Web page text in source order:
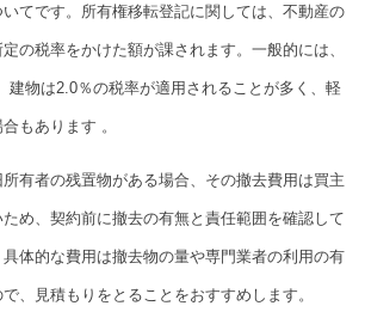
てです。所有権移転登記に関しては、不動産の
の税率をかけた額が課されます。一般的には、
建物は2.0％の税率が適用されることが多く、軽
もあります 。
有者の残置物がある場合、その撤去費用は買主
め、契約前に撤去の有無と責任範囲を確認して
体的な費用は撤去物の量や専門業者の利用の有
、見積もりをとることをおすすめします。